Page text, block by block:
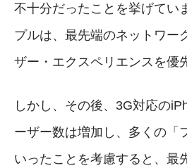
不十分だったことを挙げてい
プルは、最先端のネットワー
ザー・エクスペリエンスを優
しかし、その後、3G対応の
ーザー数は増加し、多くの「
いったことを考慮すると、最